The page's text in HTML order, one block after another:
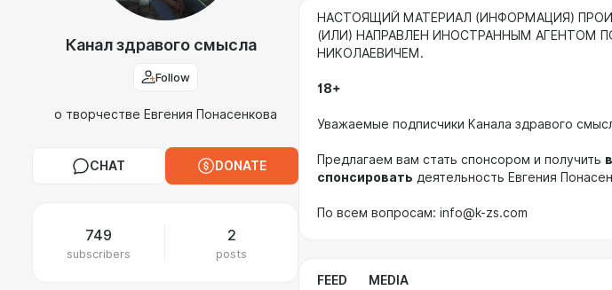
Канал здравого смысла
Follow
о творчестве Евгения Понасенкова
CHAT DONATE
749
subscribers
2
posts
НАСТОЯЩИЙ МАТЕРИАЛ (ИНФОРМАЦИЯ)
(ИЛИ) НАПРАВЛЕН ИНОСТРАННЫМ АГЕНТОМ
НИКОЛАЕВИЧЕМ.
18+
Уважаемые подписчики Канала здравого
Предлагаем вам стать спонсором и получить
спонсировать деятельность Евгения
По всем вопросам: info@k-zs.com
FEED MEDIA